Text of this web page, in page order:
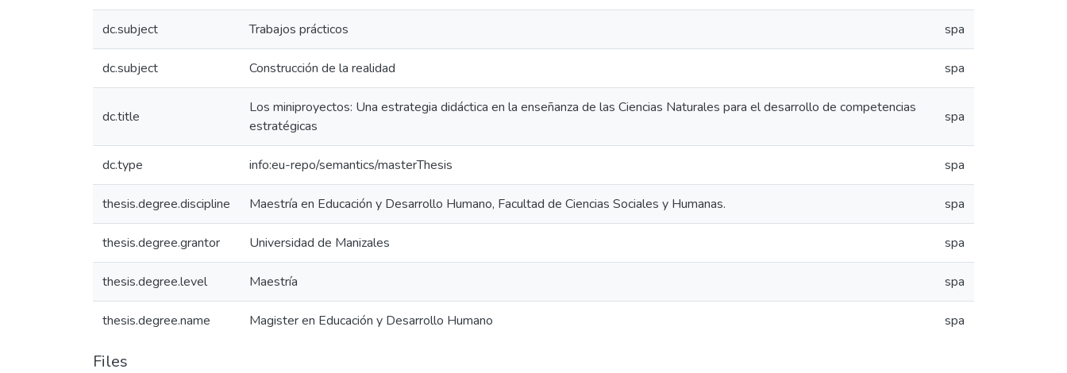
dc.subject Trabajos prácticos spa
dc.subject Construcción de la realidad spa
dc.title
Los miniproyectos: Una estrategia didáctica en la enseñanza de las Ciencias Naturales para el desarrollo de competencias
estratégicas
spa
dc.type info:eu-repo/semantics/masterThesis spa
thesis.degree.discipline Maestría en Educación y Desarrollo Humano, Facultad de Ciencias Sociales y Humanas. spa
thesis.degree.grantor Universidad de Manizales spa
thesis.degree.level Maestría spa
thesis.degree.name Magister en Educación y Desarrollo Humano spa
Files